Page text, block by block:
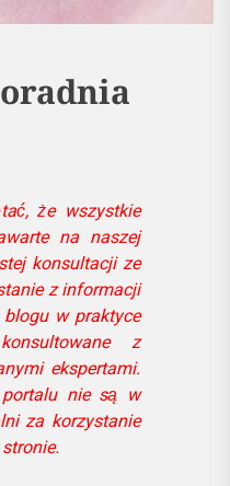
że wszystkie
na naszej
konsultacji ze
z informacji
w praktyce
z
ekspertami.
nie są w
za korzystanie